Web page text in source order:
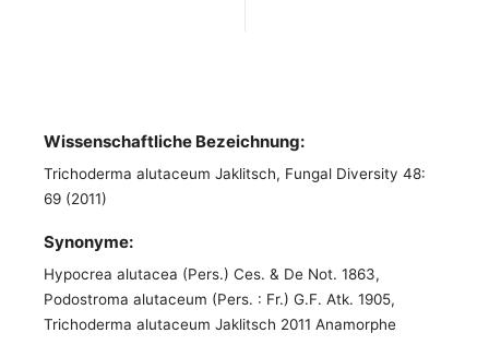
Wissenschaftliche Bezeichnung:
Trichoderma alutaceum Jaklitsch, Fungal Diversity 48:
69 (2011)
Synonyme:
Hypocrea alutacea (Pers.) Ces. & De Not. 1863,
Podostroma alutaceum (Pers. : Fr.) G.F. Atk. 1905,
Trichoderma alutaceum Jaklitsch 2011 Anamorphe